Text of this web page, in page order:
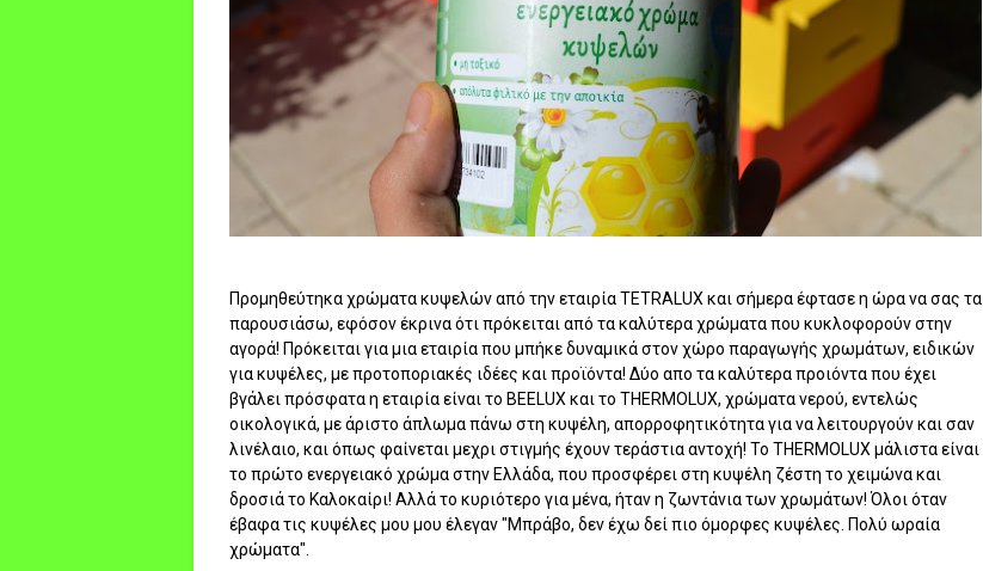
Προμηθεύτηκα χρώματα κυψελών από την εταιρία TETRALUX και σήμερα έφτασε η ώρα να σας τα
παρουσιάσω, εφόσον έκρινα ότι πρόκειται από τα καλύτερα χρώματα που κυκλοφορούν στην
αγορά! Πρόκειται για μια εταιρία που μπήκε δυναμικά στον χώρο παραγωγής χρωμάτων, ειδικών
για κυψέλες, με προτοποριακές ιδέες και προϊόντα! Δύο απο τα καλύτερα προιόντα που έχει
βγάλει πρόσφατα η εταιρία είναι το BEELUX και το THERMOLUX, χρώματα νερού, εντελώς
οικολογικά, με άριστο άπλωμα πάνω στη κυψέλη, απορροφητικότητα για να λειτουργούν και σαν
λινέλαιο, και όπως φαίνεται μεχρι στιγμής έχουν τεράστια αντοχή! Το THERMOLUX μάλιστα είναι
το πρώτο ενεργειακό χρώμα στην Ελλάδα, που προσφέρει στη κυψέλη ζέστη το χειμώνα και
δροσιά το Καλοκαίρι! Αλλά το κυριότερο για μένα, ήταν η ζωντάνια των χρωμάτων! Όλοι όταν
έβαφα τις κυψέλες μου μου έλεγαν "Μπράβο, δεν έχω δεί πιο όμορφες κυψέλες. Πολύ ωραία
χρώματα".